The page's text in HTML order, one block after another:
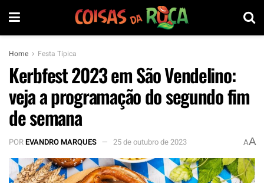
Home Festa Típica
Kerbfest 2023 em São Vendelino:
veja a programação do segundo fim
de semana
POREVANDRO MARQUES 25 de outubro de 2023 AA